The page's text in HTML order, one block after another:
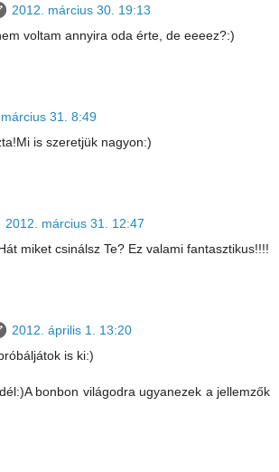
2012. március 30. 19:13
voltam annyira oda érte, de eeeez?:)
31. 8:49
is szeretjük nagyon:)
2012. március 31. 12:47
miket csinálsz Te? Ez valami fantasztikus!!!!
2012. április 1. 13:20
is ki:)
bonbon világodra ugyanezek a jellemzők